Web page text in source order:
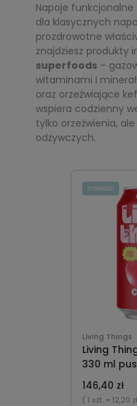
Napoje
dla klasycznych
prozdrowotne
znajdziesz produkty
superfoods –
witaminami i
oraz orzeźwiające
wspiera codzienny
tylko orzeźwienia,
odżywczych.
Living Things
Living
330 ml
146,40 zł
( 1 szt. = 12,20
nowość